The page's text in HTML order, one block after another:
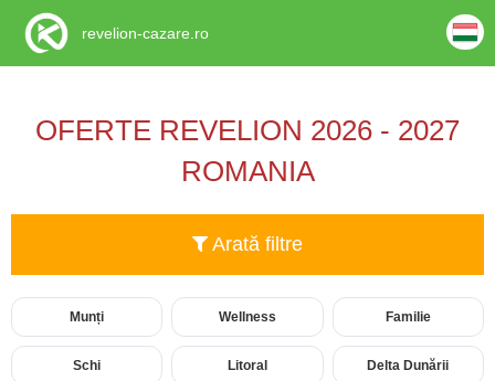
OFERTE REVELION 2026 - 2027
ROMANIA
Arată filtre
Munți Wellness Familie
Schi Litoral Delta Dunării
revelion-cazare.ro